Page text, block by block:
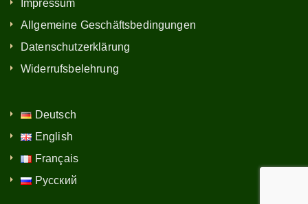
Impressum
Allgemeine Geschäftsbedingungen
Datenschutzerklärung
Widerrufsbelehrung
Deutsch
English
Français
Русский